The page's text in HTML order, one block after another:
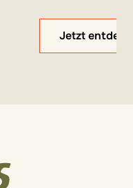
Jetzt